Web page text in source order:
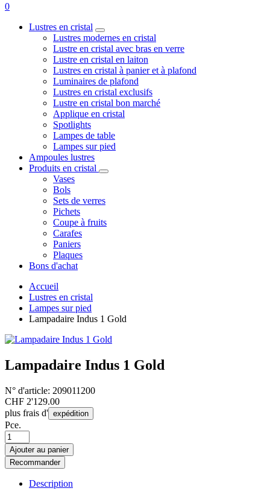
0
Lustres en cristal
Lustres modernes en cristal
Lustre en cristal avec bras en verre
Lustre en cristal en laiton
Lustres en cristal à panier et à plafond
Luminaires de plafond
Lustres en cristal exclusifs
Lustre en cristal bon marché
Applique en cristal
Spotlights
Lampes de table
Lampes sur pied
Ampoules lustres
Produits en cristal
Vases
Bols
Sets de verres
Pichets
Coupe à fruits
Carafes
Paniers
Plaques
Bons d'achat
Accueil
Lustres en cristal
Lampes sur pied
Lampadaire Indus 1 Gold
Lampadaire Indus 1 Gold
N° d'article: 209011200
CHF 2'129.00
plus frais d' expédition
Pce.
Ajouter au panier
Recommander
Description